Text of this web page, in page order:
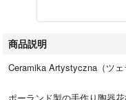
商品説明
Ceramika Artystyczna（ツ